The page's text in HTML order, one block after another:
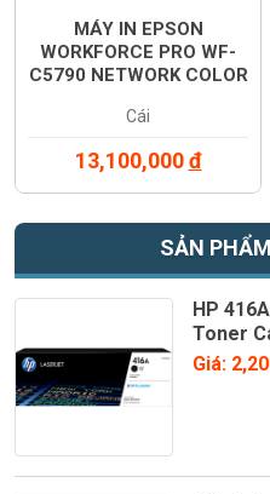
MÁY IN EPSON
WORKFORCE PRO WF-
C5790 NETWORK COLOR
Cái
13,100,000đ
SẢN
HP
Toner
Giá: